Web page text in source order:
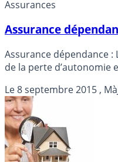
Assurances
Assurance
Assurance dépendance :
de la perte d’autonomie
dépendance, il existe des
permette de se protéger
de perte d’autonomie...
Le8 septembre 2015 ,